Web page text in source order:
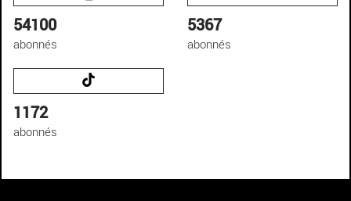
54100
abonnés
5367
abonnés
1172
abonnés